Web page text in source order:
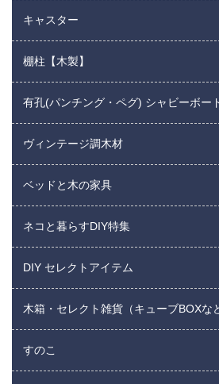
キャスター
棚柱【木製】
有孔(パンチング・ペグ) シャビーボー
ヴィンテージ調木材
ベッドと木の家具
ネコと暮らすDIY特集
DIY セレクトアイテム
木箱・セレクト雑貨（キューブBOXな
すのこ